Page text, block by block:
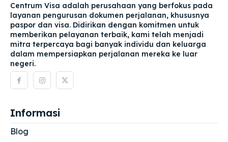
Centrum Visa adalah perusahaan yang berfokus pada
layanan pengurusan dokumen perjalanan, khususnya
paspor dan visa. Didirikan dengan komitmen untuk
memberikan pelayanan terbaik, kami telah menjadi
mitra terpercaya bagi banyak individu dan keluarga
dalam mempersiapkan perjalanan mereka ke luar
negeri.
Informasi
Blog